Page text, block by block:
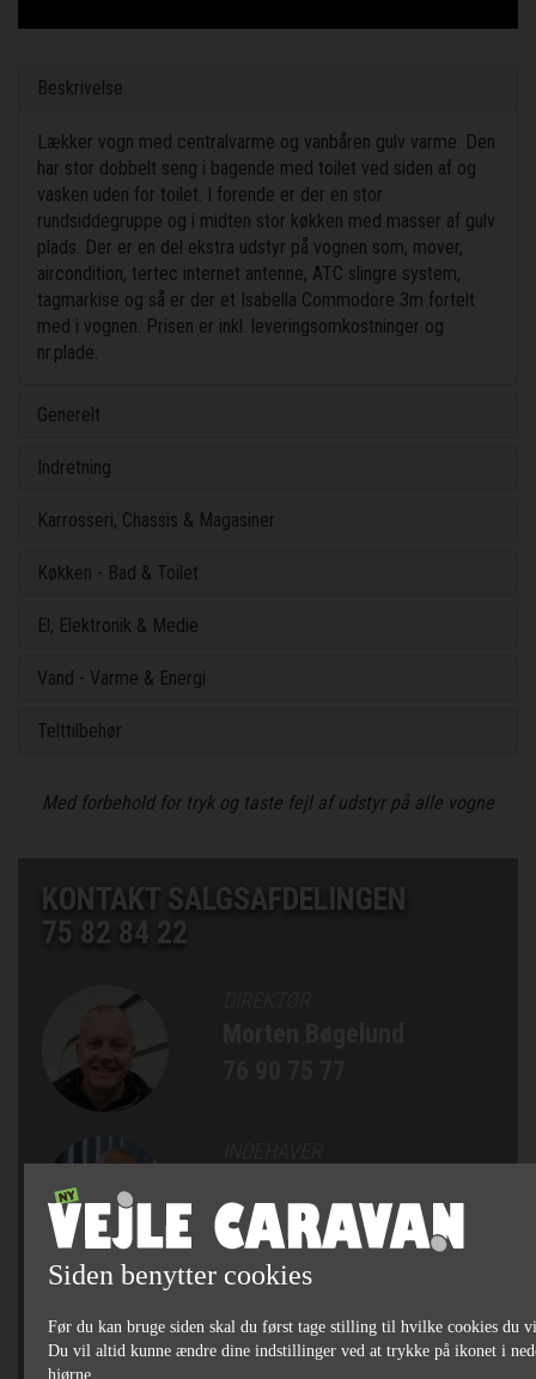
Beskrivelse
Lækker vogn med centralvarme og vanbåren gulv varme. Den
har stor dobbelt seng i bagende med toilet ved siden af og
vasken uden for toilet. I forende er der en stor
rundsiddegruppe og i midten stor køkken med masser af gulv
plads. Der er en del ekstra udstyr på vognen som, mover,
aircondition, tertec internet antenne, ATC slingre system,
tagmarkise og så er der et Isabella Commodore 3m fortelt
med i vognen. Prisen er inkl. leveringsomkostninger og
nr.plade.
Generelt
Indretning
Karrosseri, Chassis & Magasiner
Køkken - Bad & Toilet
El, Elektronik & Medie
Vand - Varme & Energi
Telttilbehør
Med forbehold for tryk og taste fejl af udstyr på alle vogne
KONTAKT SALGSAFDELINGEN
75 82 84 22
76 90 75 75
OG CAMPINGVOGNE
Michael Bjørn Jakobsen
Siden benytter cookies
Før du kan bruge siden skal du først tage stilling til hvilke cookies du
Du vil altid kunne ændre dine indstillinger ved at trykke på ikonet i
hjørne.